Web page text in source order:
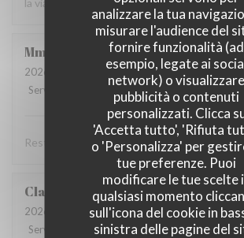
analizzare la tua
misurare l'audience del
fornire funzionalità (ad
esempio, legate ai
network) o visualizzare
pubblicità o contenuti
personalizzati. Clicca
'Accetta tutto', 'Rifiuta
o 'Personalizza' per
tue preferenze. Puoi
modificare le tue scelte
qualsiasi momento
sull'icona del cookie in
sinistra delle pagine del
la viande !
Mme
2026-08-01
- 19:00 - Ospiti 3
Servizio
Atmosfera : /5 5
Resto super bon,accueil agréable, choix.
Claude
2026-07-30
- 19:15 - Ospiti 2
Servizio
Atmosfera : 5/5 Cucina: 5 /5